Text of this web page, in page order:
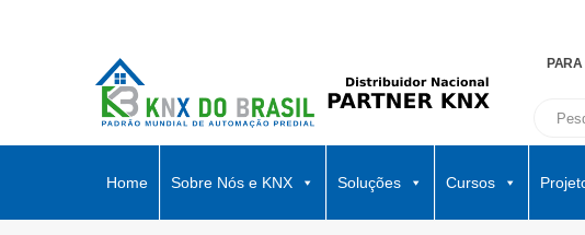
PARA
Home Sobre Nós e KNX Soluções Cursos